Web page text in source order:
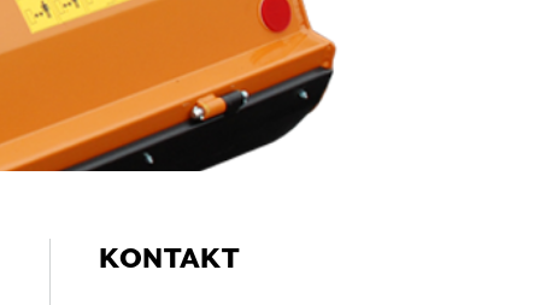
KONTAKT